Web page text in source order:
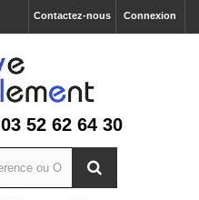
Connexion
Contactez-nous
03 52 62 64 30